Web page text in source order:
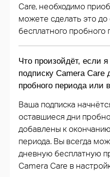
Care, необходимо
можете сделать это до
бесплатного пробного
Что произойдёт, если
подписку Camera Care
пробного периода или
Ваша подписка
оставшиеся дни
добавлены к
периода. Вы всегда
дневную бесплатную
Camera Care в